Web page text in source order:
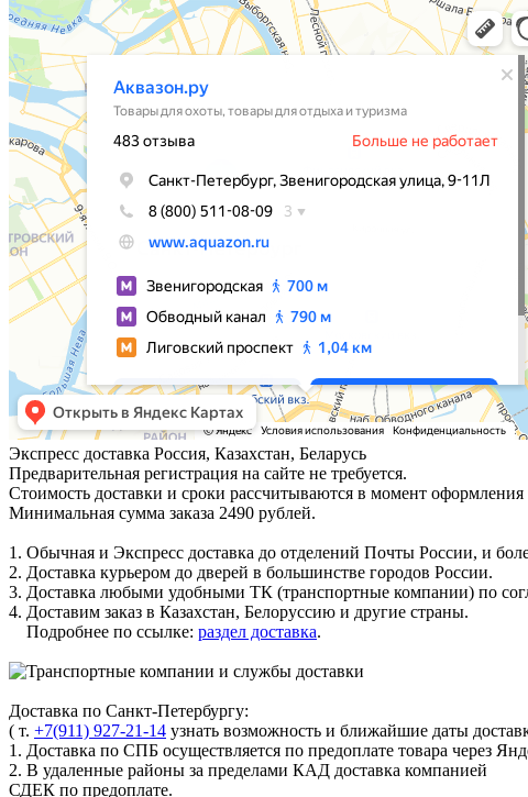
Экспресс доставка Россия, Казахстан, Беларусь
Предварительная регистрация на сайте не требуется.
Стоимость доставки и сроки рассчитываются в момент оформления
Минимальная сумма заказа 2490 рублей.
1. Обычная и Экспресс доставка до отделений Почты России, и
2. Доставка курьером до дверей в большинстве городов России.
3. Доставка любыми удобными ТК (транспортные компании) по
4. Доставим заказ в Казахстан, Белоруссию и другие страны.
Подробнее по ссылке: раздел доставка.
Доставка по Санкт-Петербургу:
( т. +7(911) 927-21-14 узнать возможность и ближайшие даты
1. Доставка по СПБ осуществляется по предоплате товара через
2. В удаленные районы за пределами КАД доставка компанией
СДЕК по предоплате.